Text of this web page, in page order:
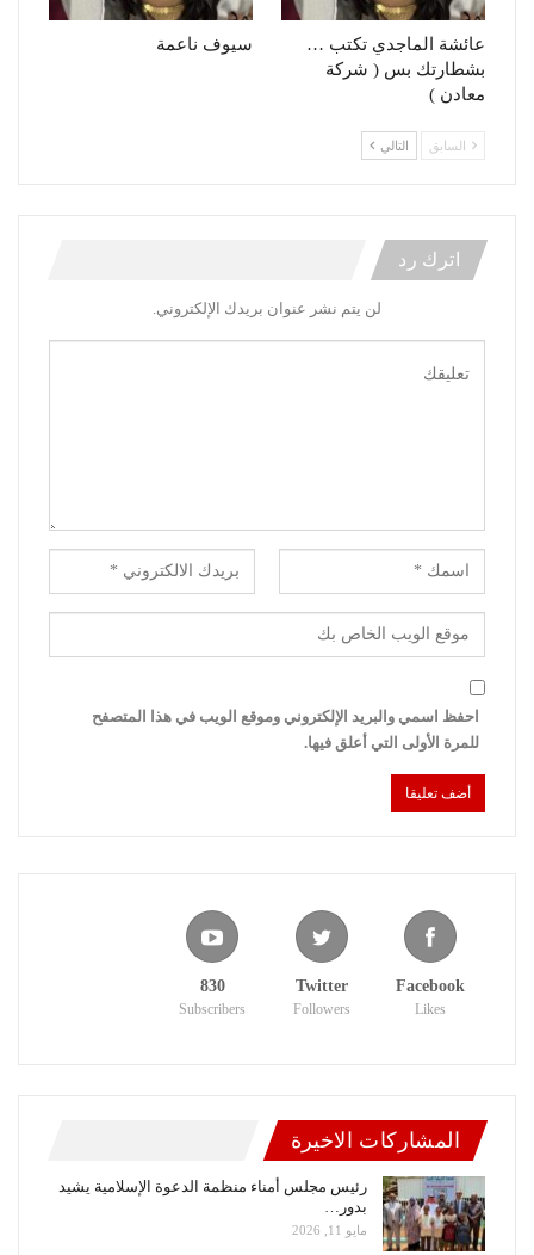
عائشة الماجدي تكتب …
بشطارتك بس ( شركة
معادن )
سيوف ناعمة
السابق التالي
اترك رد
لن يتم نشر عنوان بريدك الإلكتروني.
احفظ اسمي والبريد الإلكتروني وموقع الويب في هذا المتصفح
للمرة الأولى التي أعلق فيها.
Facebook
Likes
Twitter
Followers
830
Subscribers
المشاركات الاخيرة
رئيس مجلس أمناء منظمة الدعوة الإسلامية يشيد
بدور…
مايو 11, 2026